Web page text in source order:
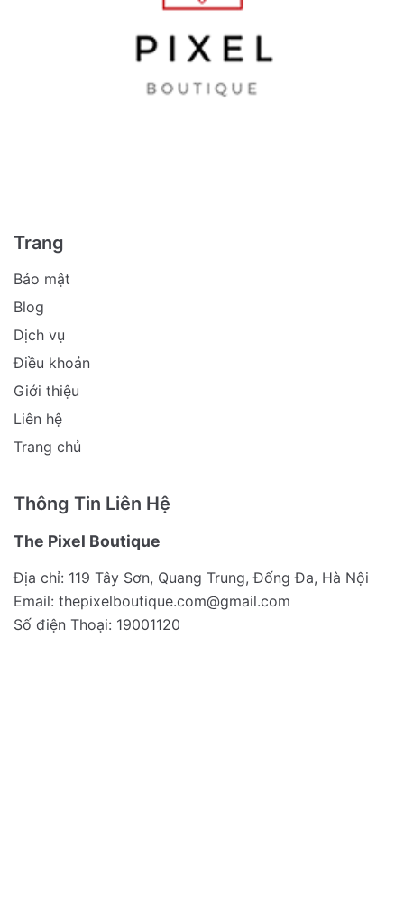
Trang
Bảo mật
Blog
Dịch vụ
Điều khoản
Giới thiệu
Liên hệ
Trang chủ
Thông Tin Liên Hệ
The Pixel Boutique
Địa chỉ: 119 Tây Sơn, Quang Trung, Đống Đa, Hà Nội
Email: thepixelboutique.com@gmail.com
Số điện Thoại: 19001120